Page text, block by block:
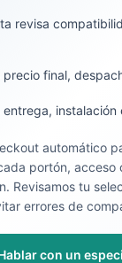
revisa
precio final,
entrega, instalación
automático
portón, acceso
Revisamos tu
errores de
con un